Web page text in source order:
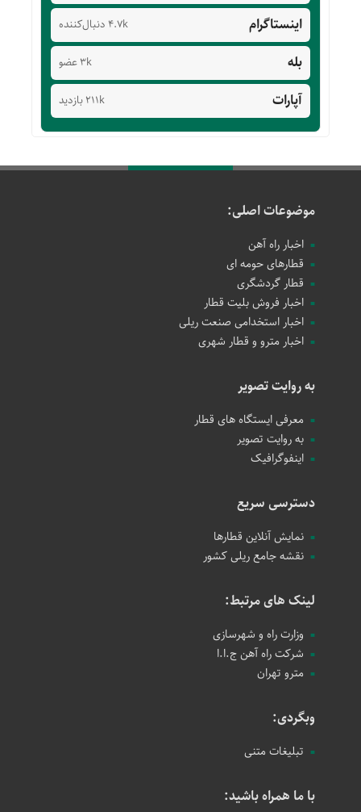
اینستاگرام 4.7k دنبال‌کننده
بله 3k عضو
آپارات 211k بازدید
موضوعات اصلی:
اخبار راه آهن
قطارهای حومه ای
قطار گردشگری
اخبار فروش بلیت قطار
اخبار استخدامی صنعت ریلی
اخبار مترو و قطار شهری
به روایت تصویر
معرفی ایستگاه های قطار
به روایت تصویر
اینفوگرافیک
دسترسی سریع
نمایش آنلاین قطارها
نقشه جامع ریلی کشور
لینک های مرتبط:
وزارت راه و شهرسازی
شرکت راه آهن ج.ا.ا
مترو تهران
وبگردی:
تبلیغات متنی
با ما همراه باشید: